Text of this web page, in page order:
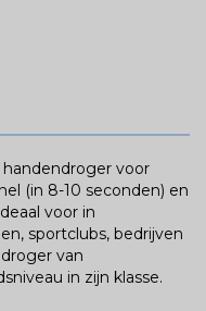
voor
(in 8-10 seconden) en
voor in
sportclubs, bedrijven
van
in zijn klasse.